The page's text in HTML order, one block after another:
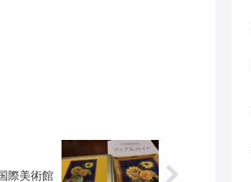
際美術館